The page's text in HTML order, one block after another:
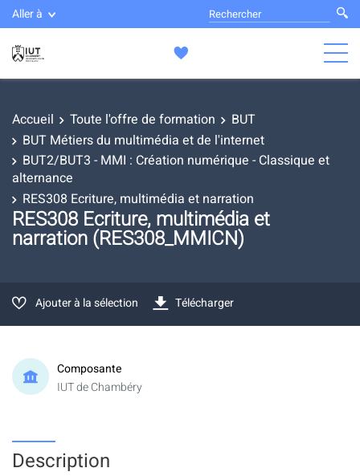
Aller à
Accueil Toute l'offre de formation
BUT
BUT Métiers du multimédia et de l'internet
BUT2/BUT3 - MMI : Création numérique - Classique et
alternance
RES308 Ecriture, multimédia et narration
RES308 Ecriture, multimédia et
narration (RES308_MMICN)
Ajouter à la sélection Télécharger
Composante
IUT de Chambéry
Description